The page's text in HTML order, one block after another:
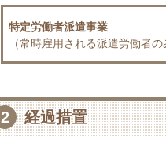
特定労働者派遣事業
（常時雇用される派遣労働者の
2 経過措置